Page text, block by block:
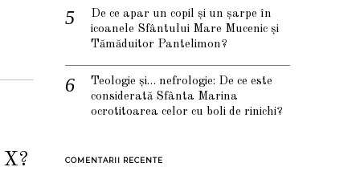
X?
De ce apar un copil și un șarpe în
icoanele Sfântului Mare Mucenic și
Tămăduitor Pantelimon?
Teologie și… nefrologie: De ce este
considerată Sfânta Marina
ocrotitoarea celor cu boli de rinichi?
COMENTARII RECENTE